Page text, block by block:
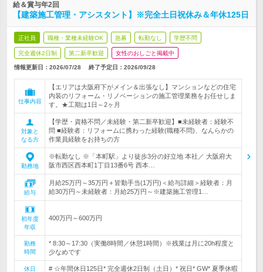
給＆賞与年2回
【建築施工管理・アシスタント】※完全土日祝休み＆年休125日
正社員 職種・業種未経験OK 急募 転勤なし 学歴不問
完全週休2日制 第二新卒歓迎 女性のおしごと掲載中
情報更新日：2026/07/28 終了予定日： 2026/09/28
仕事内容
【エリアは大阪府下がメイン＆出張なし】マンションなどの住宅
内装のリフォーム・リノベーションの施工管理業務をお任せしま
す。★工期は1日～2ヶ月
対象と
なる方
【学歴・資格不問／未経験・第二新卒歓迎】■未経験者：経験不
問 ■経験者：リフォームに携わった経験(職種不問)、なんらかの
作業員経験をお持ちの方
勤務地
※転勤なし ※「本町駅」より徒歩3分の好立地 本社／ 大阪府大
阪市西区西本町1丁目13番6号 西本…
給与
月給25万円～35万円＋皆勤手当(1万円)＜給与詳細＞経験者：月
給30万円～未経験者：月給25万円～※建築施工管理1…
初年度
年収
400万円～600万円
勤務
時間
* 8:30～17:30（実働8時間／休憩1時間）※残業は月に20h程度と
少なめです
休日
# ☆年間休日125日* 完全週休2日制（土日）* 祝日* GW* 夏季休暇